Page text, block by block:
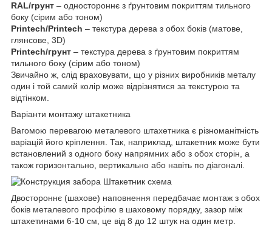
RAL/грунт – одностороннє з ґрунтовим покриттям тильного
боку (сірим або тоном)
Printech/Printech – текстура дерева з обох боків (матове,
глянсове, 3D)
Printech/грунт – текстура дерева з ґрунтовим покриттям
тильного боку (сірим або тоном)
Звичайно ж, слід враховувати, що у різних виробників металу
один і той самий колір може відрізнятися за текстурою та
відтінком.
Варіанти монтажу штакетника
Вагомою перевагою металевого штахетника є різноманітність
варіацій його кріплення. Так, наприклад, штакетник може бути
встановлений з одного боку напрямних або з обох сторін, а
також горизонтально, вертикально або навіть по діагоналі.
Двостороннє (шахове) наповнення передбачає монтаж з обох
боків металевого профілю в шаховому порядку, зазор між
штахетинами 6-10 см, це від 8 до 12 штук на один метр.